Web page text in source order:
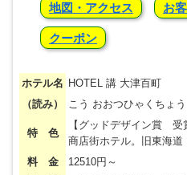
地図・アクセス お
クーポン
ホテル名 HOTEL 講 大津百町
（読み）
こう おおつひゃくちょう
特 色
【グッドデザイン賞 受
商店街ホテル。旧東海道
料 金
12510円～